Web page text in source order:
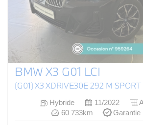
BMW X3 G01 LCI
(G01) X3 XDRIVE30E 292 M
Hybride 11/2022
60 733km
Garantie